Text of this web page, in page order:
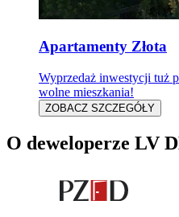
Apartamenty Złota
Wyprzedaż inwestycji tuż
wolne mieszkania!
ZOBACZ SZCZEGÓŁY
O deweloperze LV